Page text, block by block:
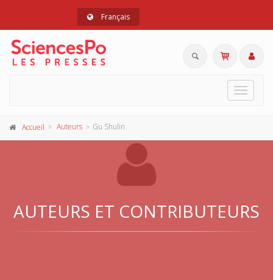
Français
Toggle
Accueil Auteurs Gu Shulin
AUTEURS ET CONTRIBUTEURS